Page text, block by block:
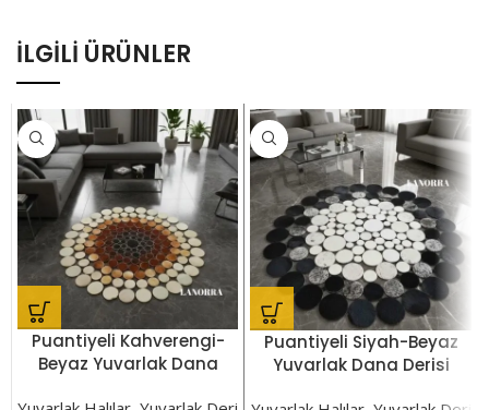
İLGILI ÜRÜNLER
Puantiyeli Kahverengi-
Beyaz Yuvarlak Dana
Puantiyeli Siyah-Beyaz
Yuvarlak Dana Derisi